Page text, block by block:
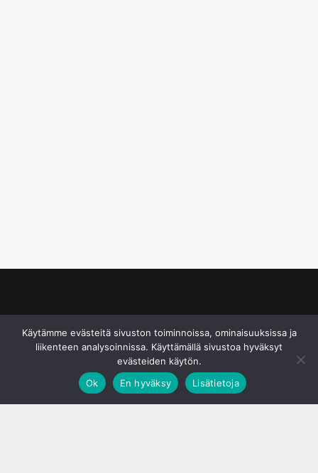
Käytämme evästeitä sivuston toiminnoissa, ominaisuuksissa ja
liikenteen analysoinnissa. Käyttämällä sivustoa hyväksyt
evästeiden käytön.
Ok
En hyväksy Lisätietoja